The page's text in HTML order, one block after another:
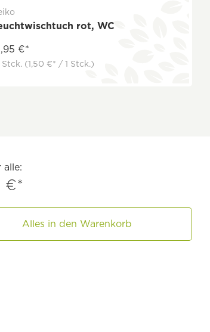
rot, WC
€*
Stck. (1,50 €* / 1 Stck.)
alle:
€*
Alles in den Warenkorb